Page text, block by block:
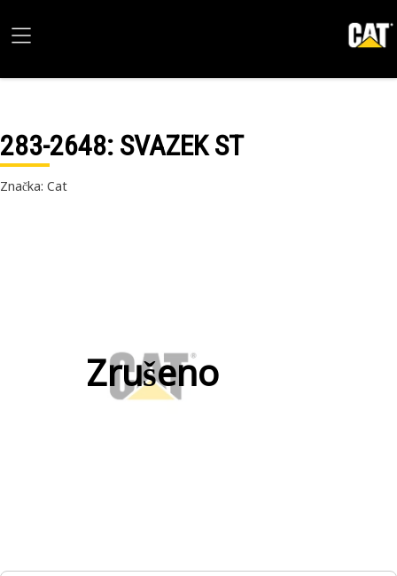
283-2648: SVAZEK ST
Značka: Cat
Zrušeno